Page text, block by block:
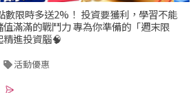
數限時多送2%！ 投資要獲利，學習不能
滿滿的戰鬥力 專為你準備的「週末限
進投資腦🧠
活動優惠